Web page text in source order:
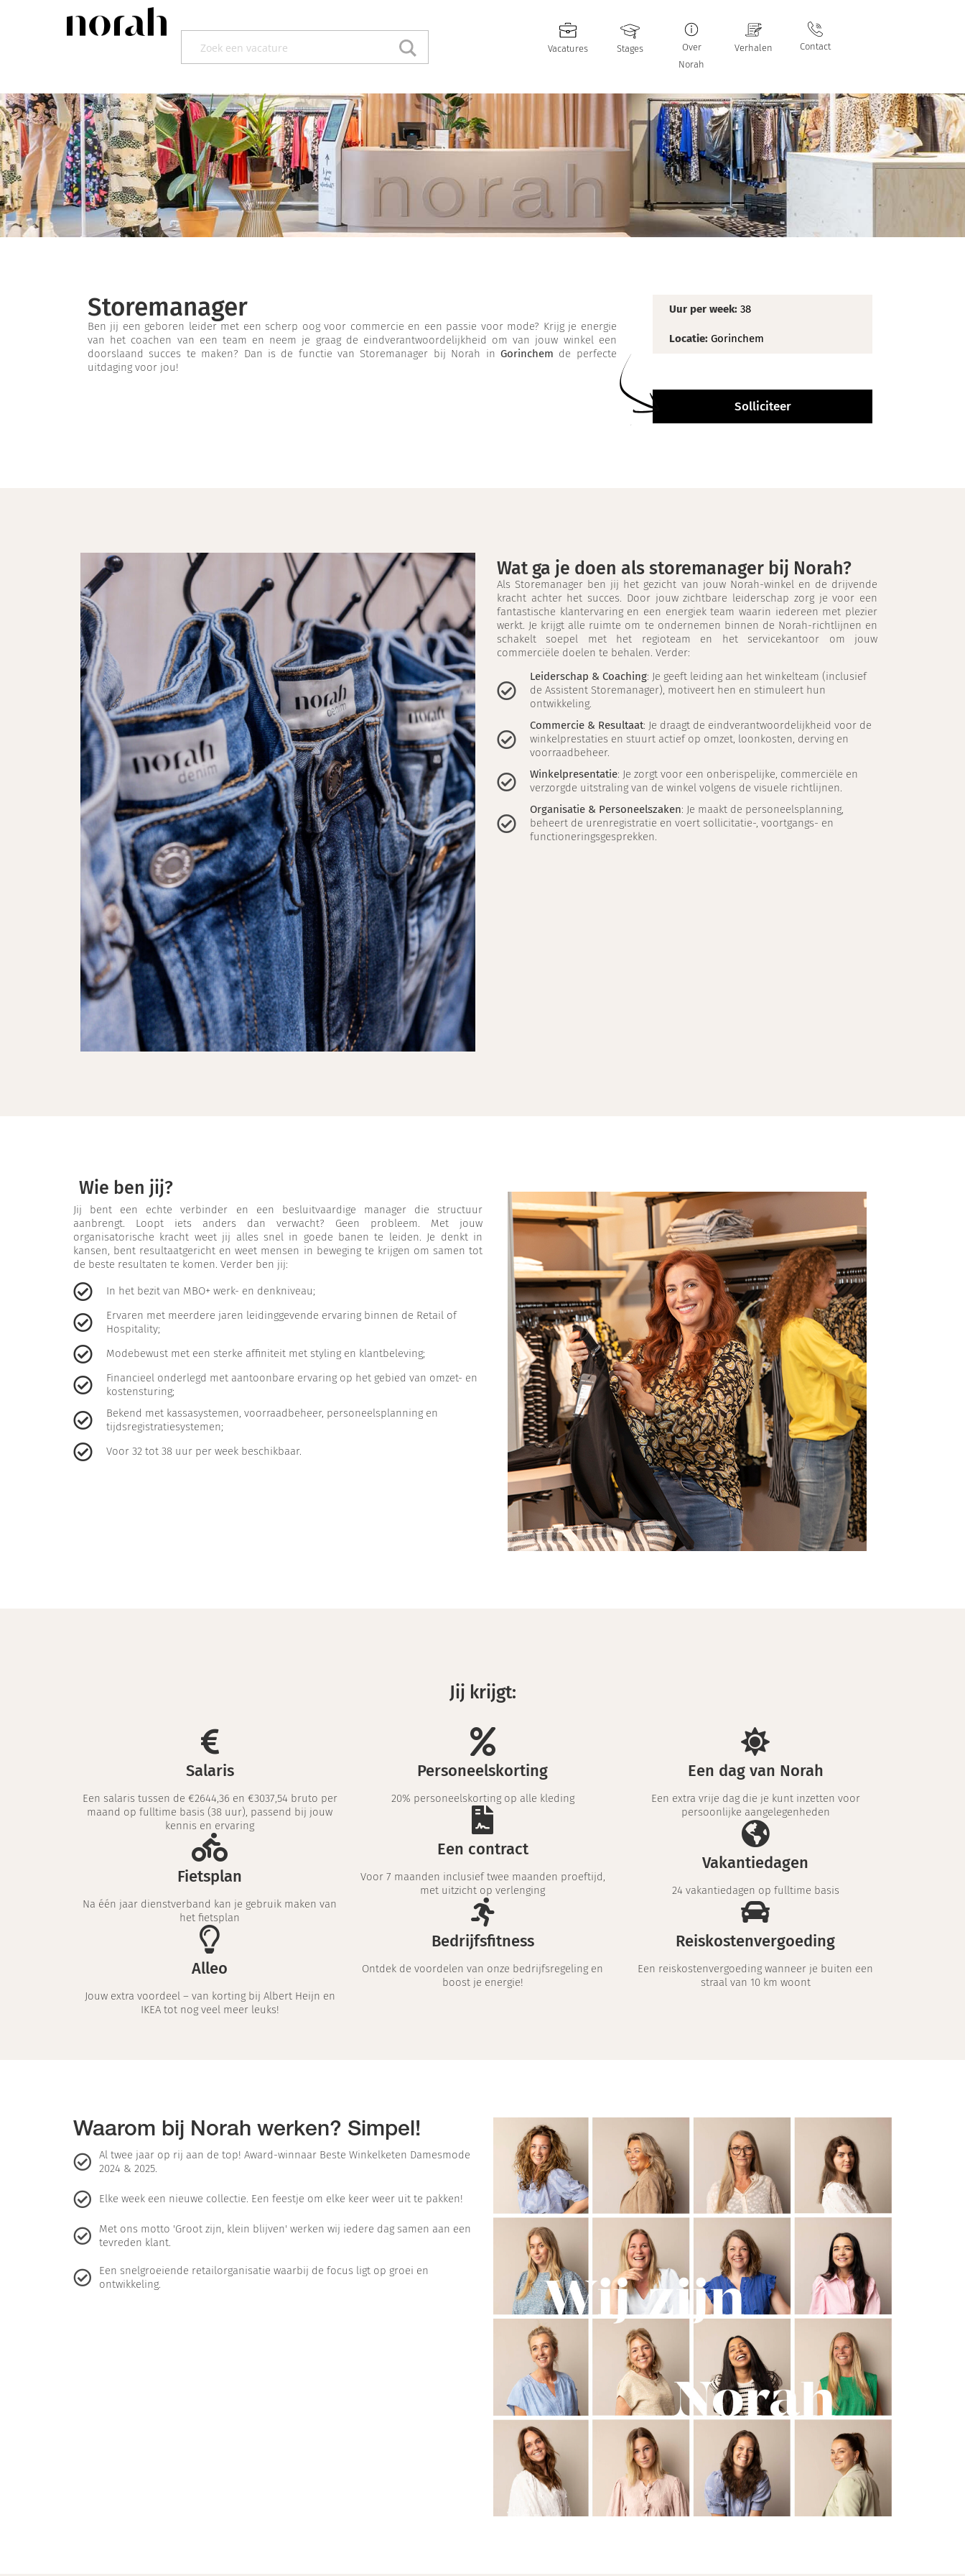
Vacatures Stages
Over
Norah
Verhalen Contact
Storemanager
Ben jij een geboren leider met een scherp oog voor commercie en een passie voor mode? Krijg je energie
van het coachen van een team en neem je graag de eindverantwoordelijkheid om van jouw winkel een
doorslaand succes te maken? Dan is de functie van Storemanager bij Norah in Gorinchem de perfecte
uitdaging voor jou!
Uur per week: 38
Locatie: Gorinchem
Solliciteer
Wat ga je doen als storemanager bij Norah?
Als Storemanager ben jij het gezicht van jouw Norah-winkel en de drijvende
kracht achter het succes. Door jouw zichtbare leiderschap zorg je voor een
fantastische klantervaring en een energiek team waarin iedereen met plezier
werkt. Je krijgt alle ruimte om te ondernemen binnen de Norah-richtlijnen en
schakelt soepel met het regioteam en het servicekantoor om jouw
commerciële doelen te behalen. Verder:
Leiderschap & Coaching: Je geeft leiding aan het winkelteam (inclusief
de Assistent Storemanager), motiveert hen en stimuleert hun
ontwikkeling.
Commercie & Resultaat: Je draagt de eindverantwoordelijkheid voor de
winkelprestaties en stuurt actief op omzet, loonkosten, derving en
voorraadbeheer.
Winkelpresentatie: Je zorgt voor een onberispelijke, commerciële en
verzorgde uitstraling van de winkel volgens de visuele richtlijnen.
Organisatie & Personeelszaken: Je maakt de personeelsplanning,
beheert de urenregistratie en voert sollicitatie-, voortgangs- en
functioneringsgesprekken.
Wie ben jij?
Jij bent een echte verbinder en een besluitvaardige manager die structuur
aanbrengt. Loopt iets anders dan verwacht? Geen probleem. Met jouw
organisatorische kracht weet jij alles snel in goede banen te leiden. Je denkt in
kansen, bent resultaatgericht en weet mensen in beweging te krijgen om samen tot
de beste resultaten te komen. Verder ben jij:
In het bezit van MBO+ werk- en denkniveau;
Ervaren met meerdere jaren leidinggevende ervaring binnen de Retail of
Hospitality;
Modebewust met een sterke affiniteit met styling en klantbeleving;
Financieel onderlegd met aantoonbare ervaring op het gebied van omzet- en
kostensturing;
Bekend met kassasystemen, voorraadbeheer, personeelsplanning en
tijdsregistratiesystemen;
Voor 32 tot 38 uur per week beschikbaar.
Jij krijgt:
Salaris
Een salaris tussen de €2644,36 en €3037,54 bruto per
maand op fulltime basis (38 uur), passend bij jouw
kennis en ervaring
Fietsplan
Na één jaar dienstverband kan je gebruik maken van
het fietsplan
Alleo
Jouw extra voordeel – van korting bij Albert Heijn en
IKEA tot nog veel meer leuks!
Personeelskorting
20% personeelskorting op alle kleding
Een contract
Voor 7 maanden inclusief twee maanden proeftijd,
met uitzicht op verlenging
Bedrijfsfitness
Ontdek de voordelen van onze bedrijfsregeling en
boost je energie!
Een dag van Norah
Een extra vrije dag die je kunt inzetten voor
persoonlijke aangelegenheden
Vakantiedagen
24 vakantiedagen op fulltime basis
Reiskostenvergoeding
Een reiskostenvergoeding wanneer je buiten een
straal van 10 km woont
Waarom bij Norah werken? Simpel!
Al twee jaar op rij aan de top! Award-winnaar Beste Winkelketen Damesmode
2024 & 2025.
Elke week een nieuwe collectie. Een feestje om elke keer weer uit te pakken!
Met ons motto 'Groot zijn, klein blijven' werken wij iedere dag samen aan een
tevreden klant.
Een snelgroeiende retailorganisatie waarbij de focus ligt op groei en
ontwikkeling.